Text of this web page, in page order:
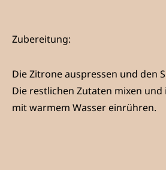
Zubereitung:
Die Zitrone auspressen und den
Die restlichen Zutaten mixen und
mit warmem Wasser einrühren.